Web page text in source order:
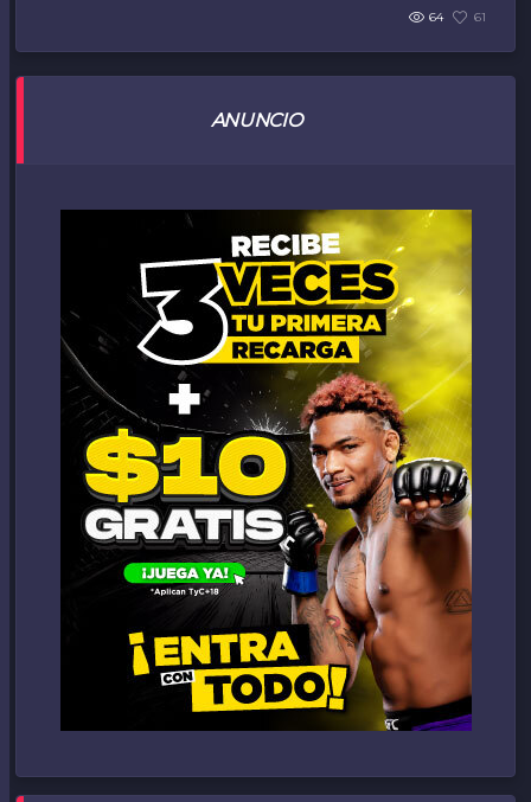
64 61
ANUNCIO